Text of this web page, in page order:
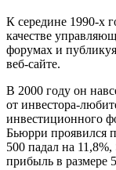
К середине 1990-х
качестве
форумах и
веб-сайте.
В 2000 году он
от инвестора-
инвестиционного
Бьюрри проявился
500 падал на
прибыль в размере